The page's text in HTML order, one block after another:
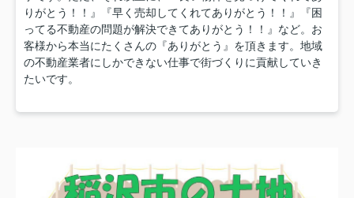
りがとう！！』『早く売却してくれてありがとう！！』『困
ってる不動産の問題が解決できてありがとう！！』など。お
客様から本当にたくさんの『ありがとう』を頂きます。地域
の不動産業者にしかできない仕事で街づくりに貢献していき
たいです。